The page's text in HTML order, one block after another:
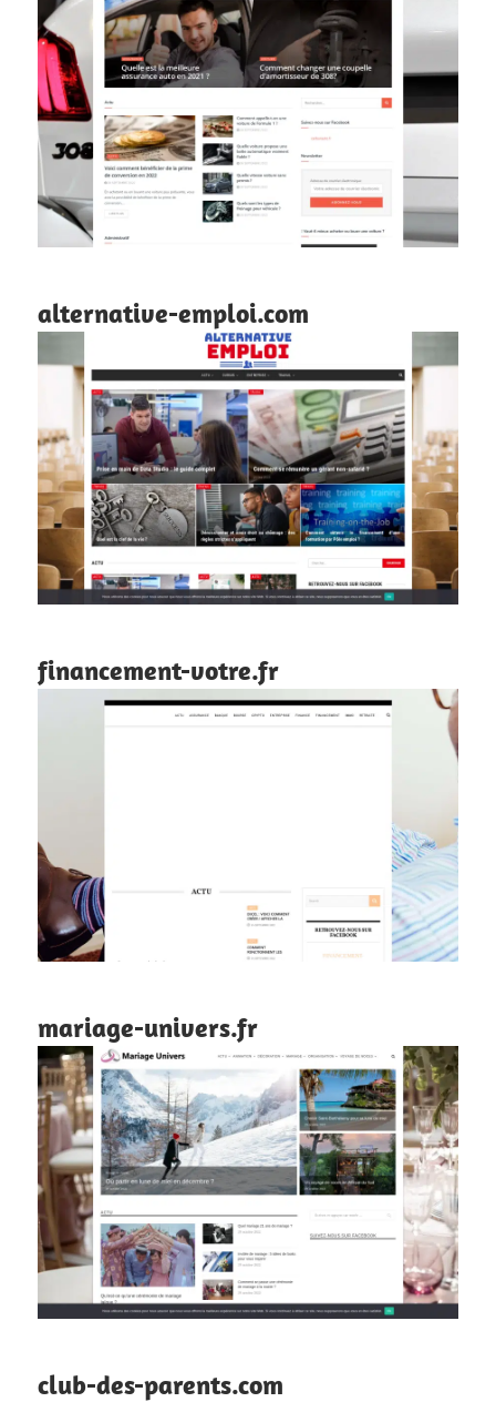
alternative-emploi.com
financement-votre.fr
mariage-univers.fr
club-des-parents.com